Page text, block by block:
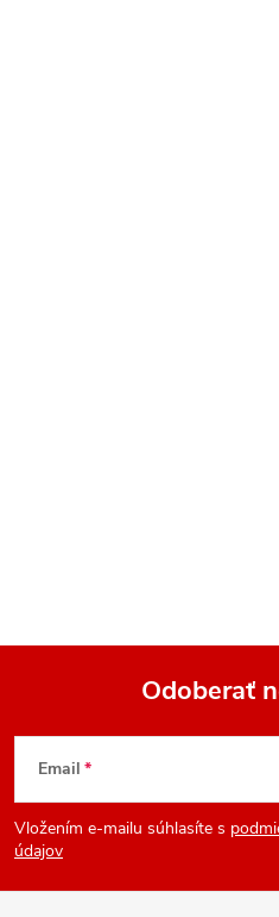
Z
á
p
Odoberať
Email
Vložením e-mailu súhlasíte s
údajov